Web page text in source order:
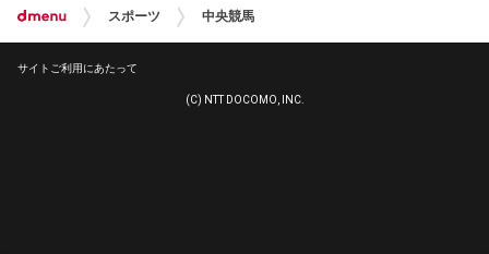
スポーツ 中央競馬
サイトご利用にあたって
(C) NTT DOCOMO, INC.